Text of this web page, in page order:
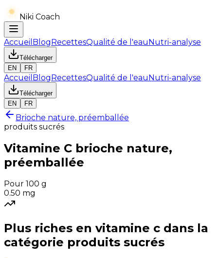
Niki Coach
Accueil BlogRecettesQualité de l'eauNutri-analyse
Télécharger
EN
FR
Accueil BlogRecettesQualité de l'eauNutri-analyse
Télécharger
EN
FR
Brioche nature, préemballée
produits sucrés
Vitamine C brioche nature,
préemballée
Pour 100 g
0.50 mg
Plus riches en vitamine c dans la
catégorie produits sucrés